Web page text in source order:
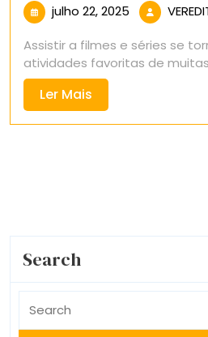
julho 22, 2025 julho
2025
Assistir a filmes e séries se
atividades favoritas de
Ler Mais
Mais
Search
for: